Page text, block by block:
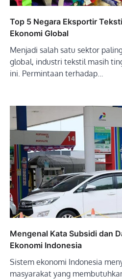
Top 5 Negara Eksportir
Ekonomi Global
Menjadi salah satu sektor
global, industri tekstil masih
ini. Permintaan terhadap…
Mengenal Kata Subsidi dan
Ekonomi Indonesia
Sistem ekonomi Indonesia
masyarakat yang